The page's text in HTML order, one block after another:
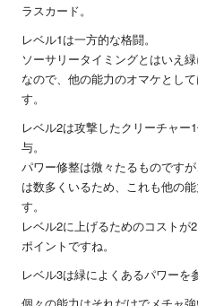
ラスカード。
レベル1は一方的な格闘。
ソーサリータイミングとはいえ
なので、他の能力のオマケとし
す。
レベル2は攻撃したクリーチャ
与。
パワー修整は微々たるものです
は数多くいるため、これも他の
す。
レベル2に上げるためのコスト
ポイントですね。
レベル3は緑によくあるパワーを
個々の能力はそれだけでメチャ